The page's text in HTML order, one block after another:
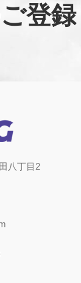
登録
八丁目2